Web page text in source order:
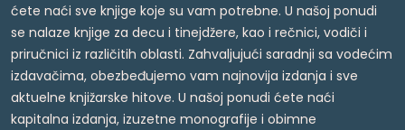
ćete naći sve knjige koje su vam potrebne. U našoj ponudi
se nalaze knjige za decu i tinejdžere, kao i rečnici, vodiči i
priručnici iz različitih oblasti. Zahvaljujući saradnji sa vodećim
izdavačima, obezbeđujemo vam najnovija izdanja i sve
aktuelne knjižarske hitove. U našoj ponudi ćete naći
kapitalna izdanja, izuzetne monografije i obimne